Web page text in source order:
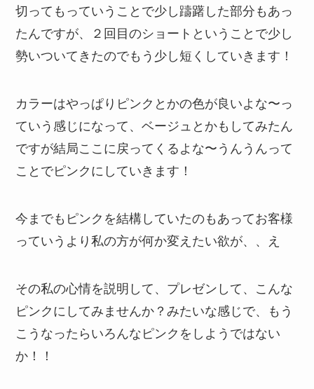
切ってもっていうことで少し躊躇した部分もあっ
たんですが、２回目のショートということで少し
勢いついてきたのでもう少し短くしていきます！
カラーはやっぱりピンクとかの色が良いよな〜っ
ていう感じになって、ベージュとかもしてみたん
ですが結局ここに戻ってくるよな〜うんうんって
ことでピンクにしていきます！
今までもピンクを結構していたのもあってお客様
っていうより私の方が何か変えたい欲が、、え
その私の心情を説明して、プレゼンして、こんな
ピンクにしてみませんか？みたいな感じで、もう
こうなったらいろんなピンクをしようではない
か！！